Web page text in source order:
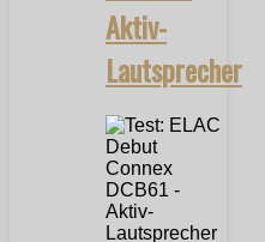
Aktiv-
Lautsprecher